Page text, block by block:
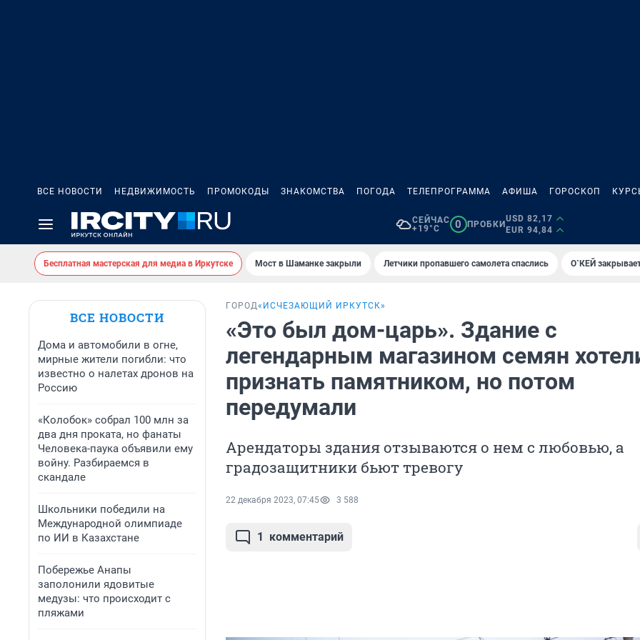
ВСЕ НОВОСТИ НЕДВИЖИМОСТЬ ПРОМОКОДЫ ЗНАКОМСТВА ПОГОДА ТЕЛЕПРОГРАММА АФИША ГОРОСКОП
СЕЙЧАС
+19°C
0 ПРОБКИ
USD 82,17
EUR 94,84
Бесплатная мастерская для медиа в Иркутске Мост в Шаманке закрыли Летчики пропавшего самолета спаслись О`КЕЙ
ВСЕ НОВОСТИ
Дома и автомобили в огне,
мирные жители погибли: что
известно о налетах дронов на
Россию
«Колобок» собрал 100 млн за
два дня проката, но фанаты
Человека-паука объявили ему
войну. Разбираемся в
скандале
Школьники победили на
Международной олимпиаде
по ИИ в Казахстане
Побережье Анапы
заполонили ядовитые
медузы: что происходит с
пляжами
ГОРОД«ИСЧЕЗАЮЩИЙ ИРКУТСК»
«Это был дом-царь». Здание с
легендарным магазином семян
признать памятником, но потом
передумали
Арендаторы здания отзываются о нем с любовью, а
градозащитники бьют тревогу
22 декабря 2023, 07:45 3 588
1 комментарий